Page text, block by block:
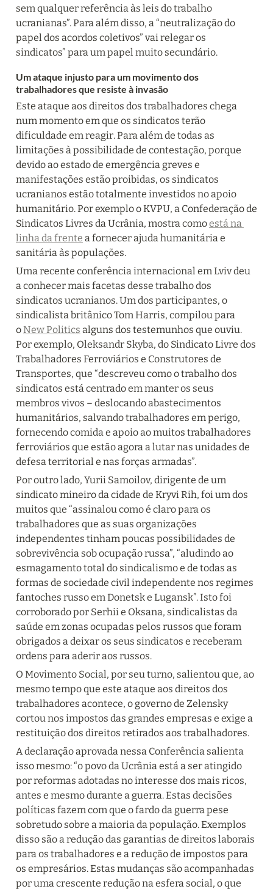
sem qualquer referência às leis do trabalho
ucranianas”. Para além disso, a “neutralização do
papel dos acordos coletivos” vai relegar os
sindicatos” para um papel muito secundário.
Um ataque injusto para um movimento dos
trabalhadores que resiste à invasão
Este ataque aos direitos dos trabalhadores chega
num momento em que os sindicatos terão
dificuldade em reagir. Para além de todas as
limitações à possibilidade de contestação, porque
devido ao estado de emergência greves e
manifestações estão proibidas, os sindicatos
ucranianos estão totalmente investidos no apoio
humanitário. Por exemplo o KVPU, a Confederação de
Sindicatos Livres da Ucrânia, mostra como está na
linha da frente a fornecer ajuda humanitária e
sanitária às populações.
Uma recente conferência internacional em Lviv deu
a conhecer mais facetas desse trabalho dos
sindicatos ucranianos. Um dos participantes, o
sindicalista britânico Tom Harris, compilou para
o New Politics alguns dos testemunhos que ouviu.
Por exemplo, Oleksandr Skyba, do Sindicato Livre dos
Trabalhadores Ferroviários e Construtores de
Transportes, que “descreveu como o trabalho dos
sindicatos está centrado em manter os seus
membros vivos – deslocando abastecimentos
humanitários, salvando trabalhadores em perigo,
fornecendo comida e apoio ao muitos trabalhadores
ferroviários que estão agora a lutar nas unidades de
defesa territorial e nas forças armadas”.
Por outro lado, Yurii Samoilov, dirigente de um
sindicato mineiro da cidade de Kryvi Rih, foi um dos
muitos que “assinalou como é claro para os
trabalhadores que as suas organizações
independentes tinham poucas possibilidades de
sobrevivência sob ocupação russa”, “aludindo ao
esmagamento total do sindicalismo e de todas as
formas de sociedade civil independente nos regimes
fantoches russo em Donetsk e Lugansk”. Isto foi
corroborado por Serhii e Oksana, sindicalistas da
saúde em zonas ocupadas pelos russos que foram
obrigados a deixar os seus sindicatos e receberam
ordens para aderir aos russos.
O Movimento Social, por seu turno, salientou que, ao
mesmo tempo que este ataque aos direitos dos
trabalhadores acontece, o governo de Zelensky
cortou nos impostos das grandes empresas e exige a
restituição dos direitos retirados aos trabalhadores.
A declaração aprovada nessa Conferência salienta
isso mesmo: “o povo da Ucrânia está a ser atingido
por reformas adotadas no interesse dos mais ricos,
antes e mesmo durante a guerra. Estas decisões
políticas fazem com que o fardo da guerra pese
sobretudo sobre a maioria da população. Exemplos
disso são a redução das garantias de direitos laborais
para os trabalhadores e a redução de impostos para
os empresários. Estas mudanças são acompanhadas
por uma crescente redução na esfera social, o que